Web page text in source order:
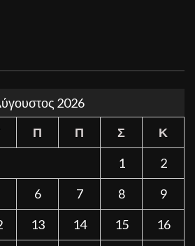
2026
Π Π Σ
Κ
1
2
6 7 8
9
13 14 15
16